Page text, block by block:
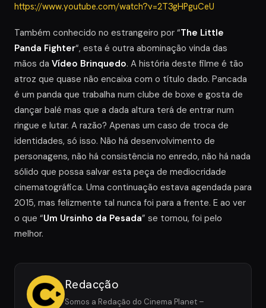
https://www.youtube.com/watch?v=2T3gHPguCeU
Também conhecido no estrangeiro por “The Little
Panda Fighter“, esta é outra abominação vinda das
mãos da Vídeo Brinquedo. A história deste filme é tão
atroz que quase não encaixa com o título dado. Pancada
é um panda que trabalha num clube de boxe e gosta de
dançar balé mas que a dada altura terá de entrar num
ringue e lutar. A razão? Apenas um caso de troca de
identidades, só isso. Não há desenvolvimento de
personagens, não há consistência no enredo, não há nada
sólido que possa salvar esta peça de mediocridade
cinematográfica. Uma continuação estava agendada para
2015, mas felizmente tal nunca foi para a frente. E ao ver
o que “Um Ursinho da Pesada” se tornou, foi pelo
melhor.
Redacção
Somos a Redação do Cinema Planet –